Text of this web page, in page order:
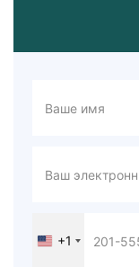
United
+1